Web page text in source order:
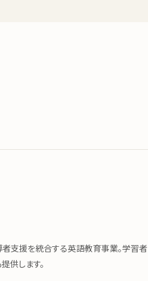
者支援を統合する英語教育事業。学習者
供します。